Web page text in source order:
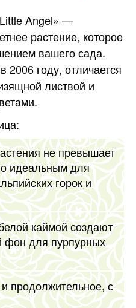
Angel» —
растение, которое
вашего сада.
2006 году, отличается
листвой и
не превышает
идеальным для
горок и
каймой создают
для пурпурных
продолжительное, с